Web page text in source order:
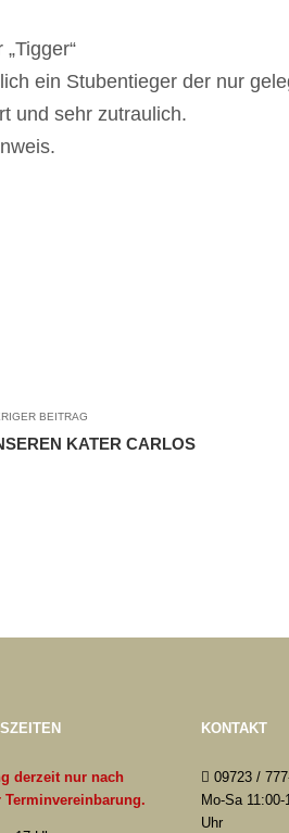
ein Stubentieger der nur
und sehr zutraulich.
BEITRAG
KATER CARLOS
derzeit nur nach
Terminvereinbarung.
KONTAKT
09723 /
Mo-Sa
Uhr